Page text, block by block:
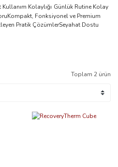
Kolaylığı Günlük Rutine Kolay
Kompakt, Fonksiyonel ve Premium
Pratik ÇözümlerSeyahat Dostu
Toplam 2 ürün